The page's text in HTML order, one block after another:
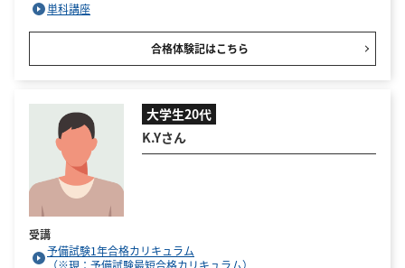
単科講座
合格体験記はこちら
大学生20代
K.Yさん
受講
予備試験1年合格カリキュラム
（※現：予備試験最短合格カリキュラム）